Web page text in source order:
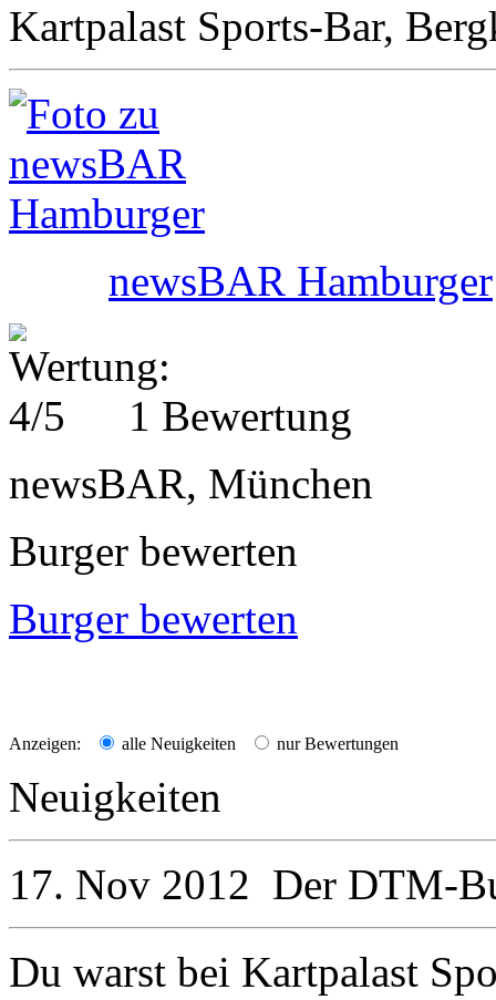
Kartpalast Sports-Bar,
newsBAR Hamburger
1 Bewertung
newsBAR, München
Burger bewerten
Burger bewerten
Anzeigen: alle Neuigkeiten nur Bewertungen
Neuigkeiten
17. Nov 2012 Der DTM-
Du warst bei Kartpalast